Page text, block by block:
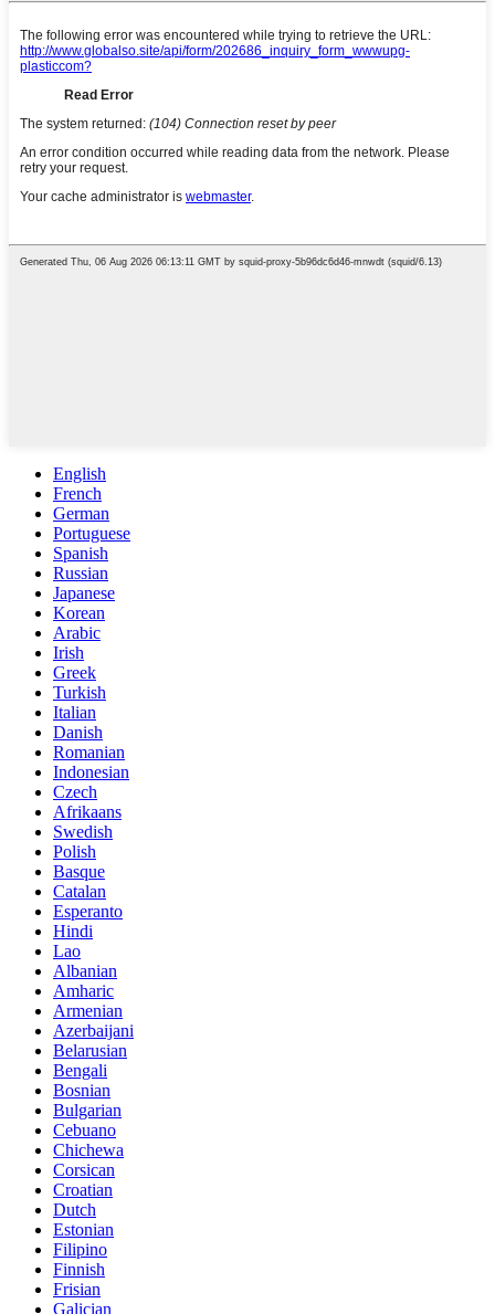
English
French
German
Portuguese
Spanish
Russian
Japanese
Korean
Arabic
Irish
Greek
Turkish
Italian
Danish
Romanian
Indonesian
Czech
Afrikaans
Swedish
Polish
Basque
Catalan
Esperanto
Hindi
Lao
Albanian
Amharic
Armenian
Azerbaijani
Belarusian
Bengali
Bosnian
Bulgarian
Cebuano
Chichewa
Corsican
Croatian
Dutch
Estonian
Filipino
Finnish
Frisian
Galician